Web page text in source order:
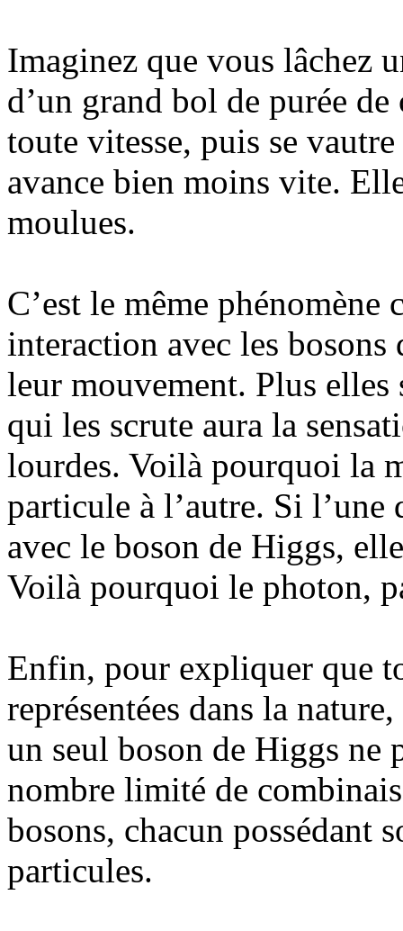
Imaginez que vous lâchez
d’un grand bol de purée
toute vitesse, puis se
avance bien moins vite.
moulues.
C’est le même
interaction avec les bosons
leur mouvement. Plus
qui les scrute aura la
lourdes. Voilà pourquoi la
particule à l’autre. Si l’une
avec le boson de Higgs,
Voilà pourquoi le photon,
Enfin, pour expliquer que
représentées dans la
un seul boson de Higgs ne
nombre limité de
bosons, chacun possédant
particules.